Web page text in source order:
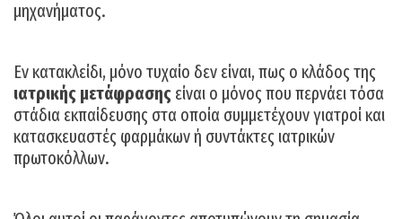
μηχανήματος.
Εν κατακλείδι, μόνο τυχαίο δεν είναι, πως ο κλάδος της
ιατρικής μετάφρασης είναι ο μόνος που περνάει τόσα
στάδια εκπαίδευσης στα οποία συμμετέχουν γιατροί και
κατασκευαστές φαρμάκων ή συντάκτες ιατρικών
πρωτοκόλλων.